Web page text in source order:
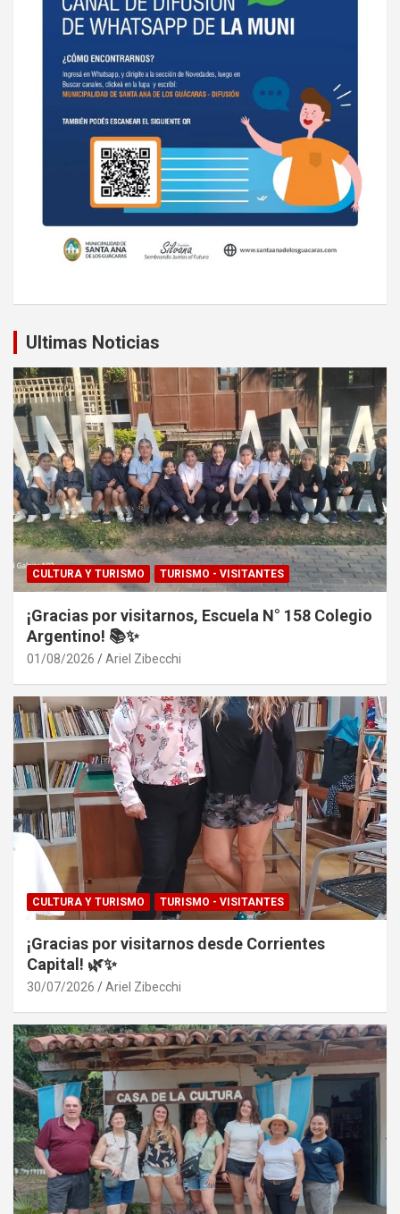
Ultimas Noticias
CULTURA Y TURISMO TURISMO - VISITANTES
¡Gracias por visitarnos, Escuela N° 158 Colegio
Argentino! 📚✨
01/08/2026 Ariel Zibecchi
CULTURA Y TURISMO TURISMO - VISITANTES
¡Gracias por visitarnos desde Corrientes
Capital! 🌿✨
30/07/2026 Ariel Zibecchi